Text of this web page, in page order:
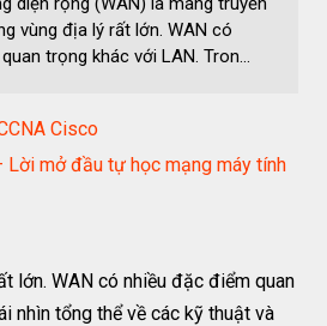
vùng địa lý rất lớn. WAN có
trọng khác với LAN. Tron...
Cisco
Lời mở đầu tự học mạng máy tính
lớn. WAN có nhiều đặc điểm quan
nhìn tổng thể về các kỹ thuật và